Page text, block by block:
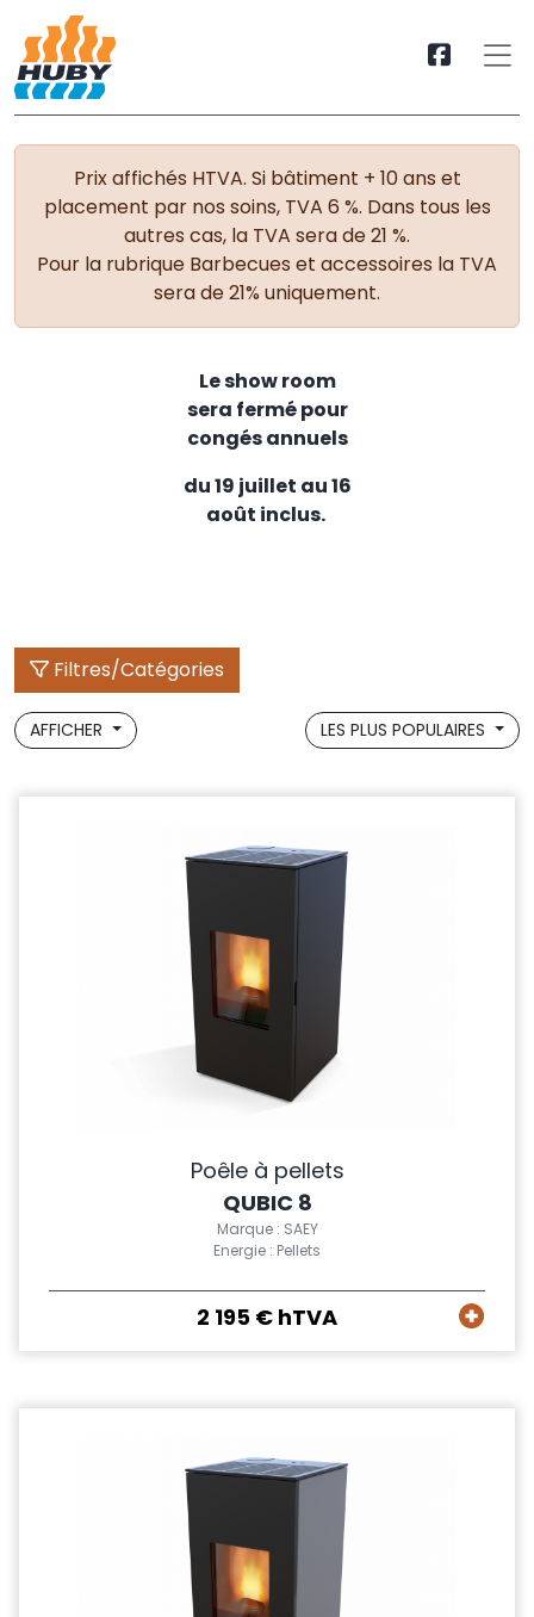
Prix affichés HTVA. Si bâtiment + 10 ans et
placement par nos soins, TVA 6 %. Dans tous les
autres cas, la TVA sera de 21 %.
Pour la rubrique Barbecues et accessoires la TVA
sera de 21% uniquement.
Le show room
sera fermé pour
congés annuels
du 19 juillet au 16
août inclus.
Filtres/Catégories
AFFICHER LES PLUS POPULAIRES
Poêle à pellets
QUBIC 8
Marque : SAEY
Energie : Pellets
2 195 € hTVA